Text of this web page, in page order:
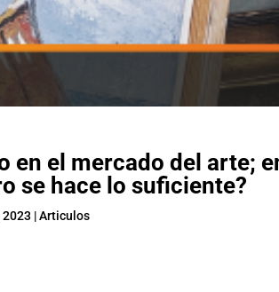
en el mercado del arte;
se hace lo suficiente?
2023|Articulos